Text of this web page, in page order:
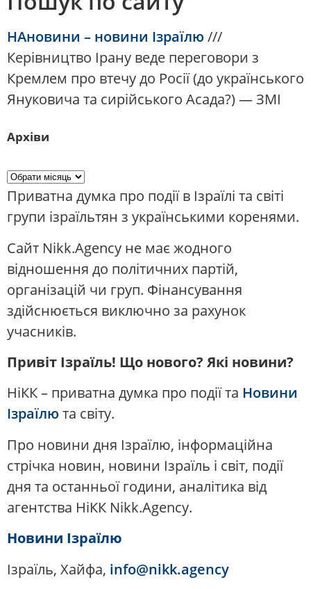
НАновини – новини Ізраїлю ///
Керівництво Ірану веде переговори з
Кремлем про втечу до Росії (до українського
Януковича та сирійського Асада?) — ЗМІ
Архіви
Приватна думка про події в Ізраїлі та світі
групи ізраїльтян з українськими коренями.
Сайт Nikk.Agency не має жодного
відношення до політичних партій,
організацій чи груп. Фінансування
здійснюється виключно за рахунок
учасників.
Привіт Ізраїль! Що нового? Які новини?
НіКК – приватна думка про події та Новини
Ізраїлю та світу.
Про новини дня Ізраїлю, інформаційна
стрічка новин, новини Ізраїль і світ, події
дня та останньої години, аналітика від
агентства НіКК Nikk.Agency.
Новини Ізраїлю
Ізраїль, Хайфа, info@nikk.agency